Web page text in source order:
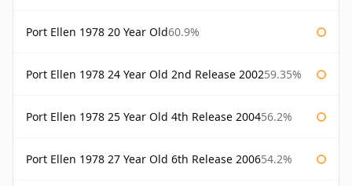
Port Ellen 1978 20 Year Old60.9%
Port Ellen 1978 24 Year Old 2nd Release 200259.35%
Port Ellen 1978 25 Year Old 4th Release 200456.2%
Port Ellen 1978 27 Year Old 6th Release 200654.2%